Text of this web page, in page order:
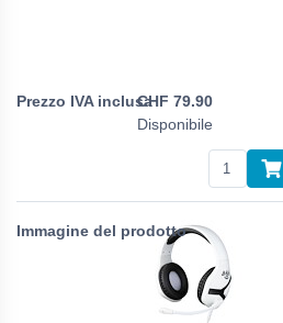
CHF 79.90
Disponibile